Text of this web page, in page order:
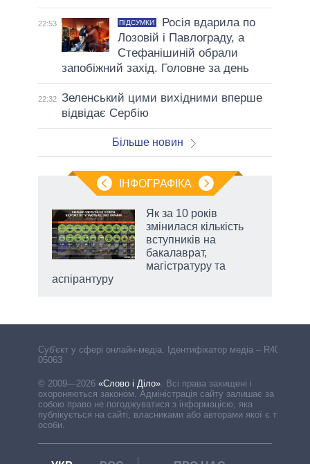
22:53 ПІДСУМКИ
Росія вдарила по
Лозовій і Павлограду, а
Стефанішиній обрали
запобіжний захід. Головне за день
22:32 Зеленський цими вихідними вперше
відвідає Сербію
Більше новин
ІНФОГРАФІКА
Як за 10 років
змінилася кількість
вступників на
бакалаврат,
магістратуру та
аспірантуру
Cуб'єкт у сфері онлайн-медіа. Ідентифікатор медіа – R40-
05063
© 2009—2026 «Слово і Діло»
Всі права захищені і
охороняються законом. Адміністрація сайту залишає за
собою право не погоджуватися з інформацією, яка
публікується на сайті, власниками або авторами якої є треті
особи.